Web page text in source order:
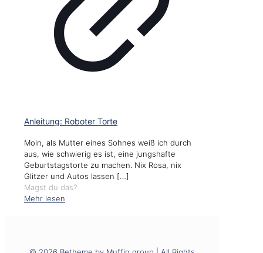
Anleitung: Roboter Torte
Moin, als Mutter eines Sohnes weiß ich durch
aus, wie schwierig es ist, eine jungshafte
Geburtstagstorte zu machen. Nix Rosa, nix
Glitzer und Autos lassen […]
Magst du das?
Mehr lesen